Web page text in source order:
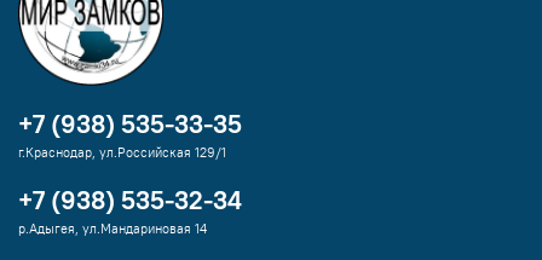
+7 (938) 535-33-35
г.Краснодар, ул.Российская 129/1
+7 (938) 535-32-34
р.Адыгея, ул.Мандариновая 14